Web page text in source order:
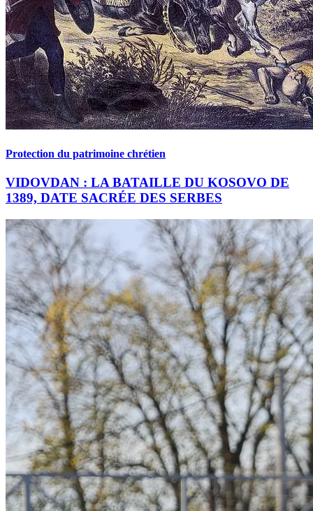
Protection du patrimoine chrétien
VIDOVDAN : LA BATAILLE DU KOSOVO DE
1389, DATE SACRÉE DES SERBES